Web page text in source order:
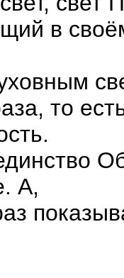
в
то
А,